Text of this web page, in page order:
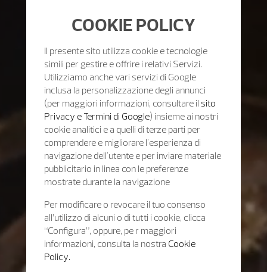
COOKIE POLICY
Il presente sito utilizza cookie e tecnologie
simili per gestire e offrire i relativi Servizi.
Utilizziamo anche vari servizi di Google
inclusa la personalizzazione degli annunci
(per maggiori informazioni, consultare il sito
Privacy e Termini di Google) insieme ai nostri
cookie analitici e a quelli di terze parti per
comprendere e migliorare l'esperienza di
navigazione dell'utente e per inviare materiale
pubblicitario in linea con le preferenze
mostrate durante la navigazione
Per modificare o revocare il tuo consenso
all’utilizzo di alcuni o di tutti i cookie, clicca
“Configura”, oppure, pe r maggiori
informazioni, consulta la nostra Cookie
Policy.